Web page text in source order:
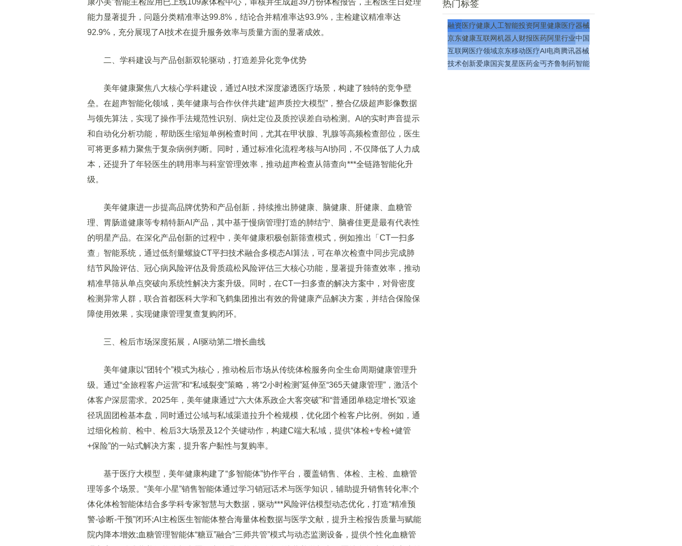
康小美”智能主检应用已上线109家体检中心，审核并生成超39万份体检报告，主检医生日处理
能力显著提升，问题分类精准率达99.8%，结论合并精准率达93.9%，主检建议精准率达
92.9%，充分展现了AI技术在提升服务效率与质量方面的显著成效。
二、学科建设与产品创新双轮驱动，打造差异化竞争优势
美年健康聚焦八大核心学科建设，通过AI技术深度渗透医疗场景，构建了独特的竞争壁
垒。在超声智能化领域，美年健康与合作伙伴共建“超声质控大模型”，整合亿级超声影像数据
与领先算法，实现了操作手法规范性识别、病灶定位及质控误差自动检测。AI的实时声音提示
和自动化分析功能，帮助医生缩短单例检查时间，尤其在甲状腺、乳腺等高频检查部位，医生
可将更多精力聚焦于复杂病例判断。同时，通过标准化流程考核与AI协同，不仅降低了人力成
本，还提升了年轻医生的聘用率与科室管理效率，推动超声检查从筛查向***全链路智能化升
级。
美年健康进一步提高品牌优势和产品创新，持续推出肺健康、脑健康、肝健康、血糖管
理、胃肠道健康等专精特新AI产品，其中基于慢病管理打造的肺结宁、脑睿佳更是最有代表性
的明星产品。在深化产品创新的过程中，美年健康积极创新筛查模式，例如推出「CT一扫多
查」智能系统，通过低剂量螺旋CT平扫技术融合多模态AI算法，可在单次检查中同步完成肺
结节风险评估、冠心病风险评估及骨质疏松风险评估三大核心功能，显著提升筛查效率，推动
精准早筛从单点突破向系统性解决方案升级。同时，在CT一扫多查的解决方案中，对骨密度
检测异常人群，联合首都医科大学和飞鹤集团推出有效的骨健康产品解决方案，并结合保险保
障使用效果，实现健康管理复查复购闭环。
三、检后市场深度拓展，AI驱动第二增长曲线
美年健康以“团转个”模式为核心，推动检后市场从传统体检服务向全生命周期健康管理升
级。通过“全旅程客户运营”和“私域裂变”策略，将“2小时检测”延伸至“365天健康管理”，激活个
体客户深层需求。2025年，美年健康通过“六大体系政企大客突破”和“普通团单稳定增长”双途
径巩固团检基本盘，同时通过公域与私域渠道拉升个检规模，优化团个检客户比例。例如，通
过细化检前、检中、检后3大场景及12个关键动作，构建C端大私域，提供“体检+专检+健管
+保险”的一站式解决方案，提升客户黏性与复购率。
基于医疗大模型，美年健康构建了“多智能体”协作平台，覆盖销售、体检、主检、血糖管
理等多个场景。“美年小星”销售智能体通过学习销冠话术与医学知识，辅助提升销售转化率;个
体化体检智能体结合多学科专家智慧与大数据，驱动***风险评估模型动态优化，打造“精准预
警-诊断-干预”闭环;AI主检医生智能体整合海量体检数据与医学文献，提升主检报告质量与赋能
院内降本增效;血糖管理智能体“糖豆”融合“三师共管”模式与动态监测设备，提供个性化血糖管
热门标签
融资医疗健康人工智能投资阿里健康医疗器械
京东健康互联网机器人 财报医药阿里行业中国
互联网医疗领域京东移动医疗AI电商腾讯器械
技术创新爱康国宾复星医药金丐齐鲁制药智能